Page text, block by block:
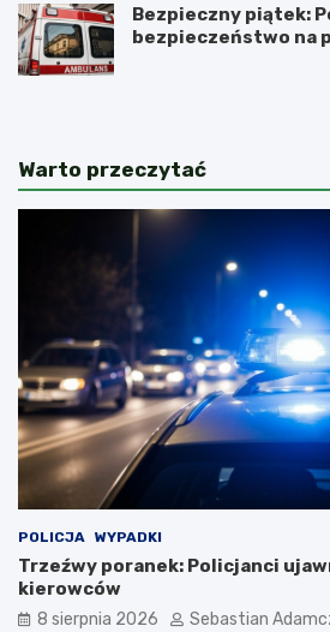
Bezpieczny piątek:
bezpieczeństwo na
Warto przeczytać
POLICJA WYPADKI
Trzeźwy poranek: Policjanci
kierowców
8 sierpnia 2026 Sebastian